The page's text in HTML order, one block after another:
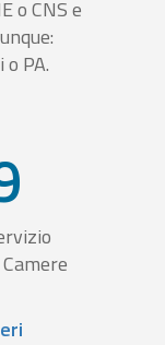
o CNS e
PA.